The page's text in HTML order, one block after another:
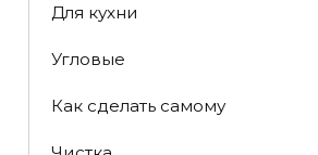
Для кухни
Угловые
Как сделать самому